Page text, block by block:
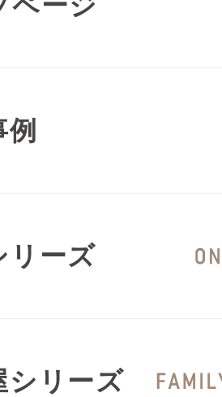
リーズ
シリーズ